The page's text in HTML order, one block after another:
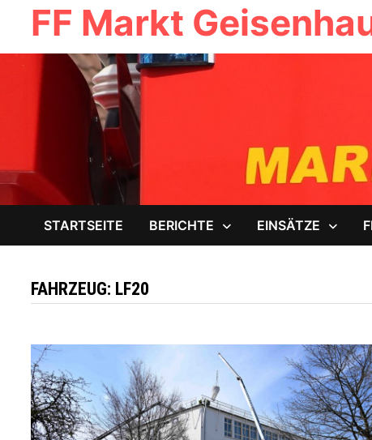
Inhalt
springen
FF Markt
STARTSEITE BERICHTE EINSÄTZE
FAHRZEUG: LF20